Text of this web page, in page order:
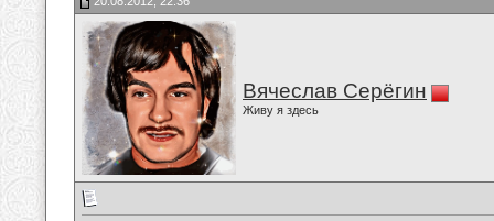
Вячеслав Серёгин
Живу я здесь